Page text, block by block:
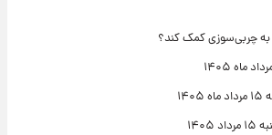
به چربی‌سوزی کمک کند؟